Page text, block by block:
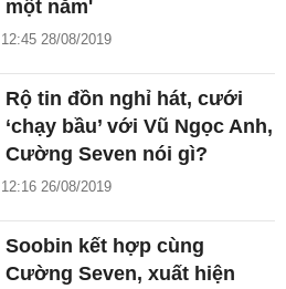
một năm'
12:45 28/08/2019
Rộ tin đồn nghỉ hát, cưới
‘chạy bầu’ với Vũ Ngọc Anh,
Cường Seven nói gì?
12:16 26/08/2019
Soobin kết hợp cùng
Cường Seven, xuất hiện